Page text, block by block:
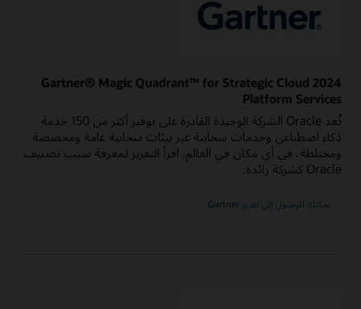
2024 Gartner® Magic Quadrant™ for Strategic Cloud
Platform Services
تُعد Oracle الشركة الوحيدة القادرة على توفير أكثر من 150 خدمة
ذكاء اصطناعي وخدمات سحابية عبر بيئات سحابية عامة ومخصصة
ومختلطة، في أي مكان في العالم. اقرأ التقرير لمعرفة سبب تصنيف
Oracle كشركة رائدة.
يمكنك الوصول إلى تقرير Gartner2024